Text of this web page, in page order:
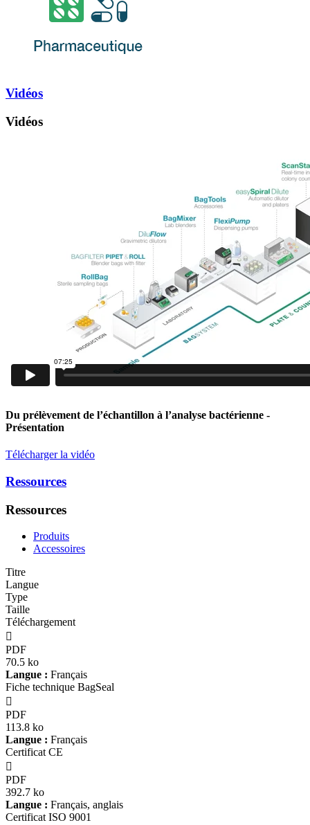
Vidéos
Vidéos
Du prélèvement de l’échantillon à l’analyse bactérienne -
Présentation
Télécharger la vidéo
Ressources
Ressources
Produits
Accessoires
Titre
Langue
Type
Taille
Téléchargement

PDF
70.5 ko
Langue : Français
Fiche technique BagSeal

PDF
113.8 ko
Langue : Français
Certificat CE

PDF
392.7 ko
Langue : Français, anglais
Certificat ISO 9001